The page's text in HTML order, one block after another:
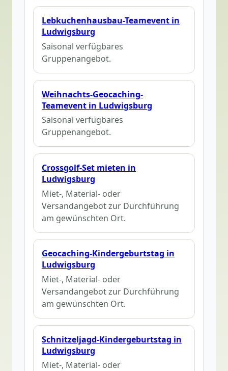
Lebkuchenhausbau-Teamevent in
Ludwigsburg
Saisonal verfügbares
Gruppenangebot.
Weihnachts-Geocaching-
Teamevent in Ludwigsburg
Saisonal verfügbares
Gruppenangebot.
Crossgolf-Set mieten in
Ludwigsburg
Miet-, Material- oder
Versandangebot zur Durchführung
am gewünschten Ort.
Geocaching-Kindergeburtstag in
Ludwigsburg
Miet-, Material- oder
Versandangebot zur Durchführung
am gewünschten Ort.
Schnitzeljagd-Kindergeburtstag in
Ludwigsburg
Miet-, Material- oder